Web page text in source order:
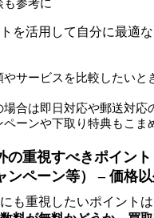
も参考に
を活用して自分に最適
やサービスを比較したいと
場合は即日対応や郵送対応
ペーンや下取り特典もこま
の重視すべきポイン
ンペーン等） – 価格
も重視したいポイント